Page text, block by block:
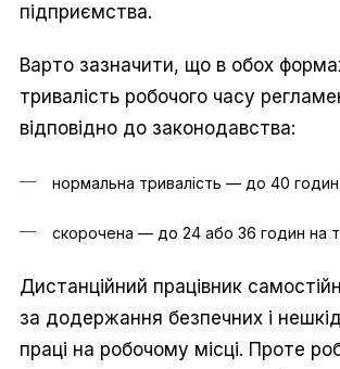
підприємства.
Варто зазначити, що в обох
тривалість робочого часу
відповідно до законодавства:
нормальна тривалість — до 40
скорочена — до 24 або 36 годин на
Дистанційний працівник
за додержання безпечних і
праці на робочому місці. Проте